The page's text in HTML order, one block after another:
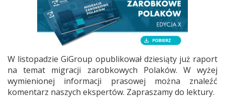
W listopadzie GiGroup opublikował dziesiąty już raport
na temat migracji zarobkowych Polaków. W wyżej
wymienionej informacji prasowej można znaleźć
komentarz naszych ekspertów. Zapraszamy do lektury.